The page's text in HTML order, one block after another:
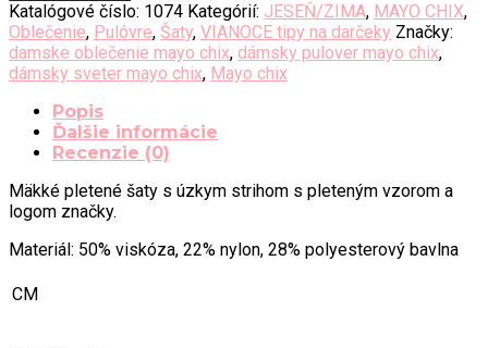
Katalógové číslo: 1074 Kategórií: JESEŇ/ZIMA, MAYO CHIX,
Oblečenie, Pulóvre, Šaty, VIANOCE tipy na darčeky Značky:
damske oblečenie mayo chix, dámsky pulover mayo chix,
dámsky sveter mayo chix, Mayo chix
Popis
Ďalšie informácie
Recenzie (0)
Mäkké pletené šaty s úzkym strihom s pleteným vzorom a
logom značky.
Materiál: 50% viskóza, 22% nylon, 28% polyesterový bavlna
CM